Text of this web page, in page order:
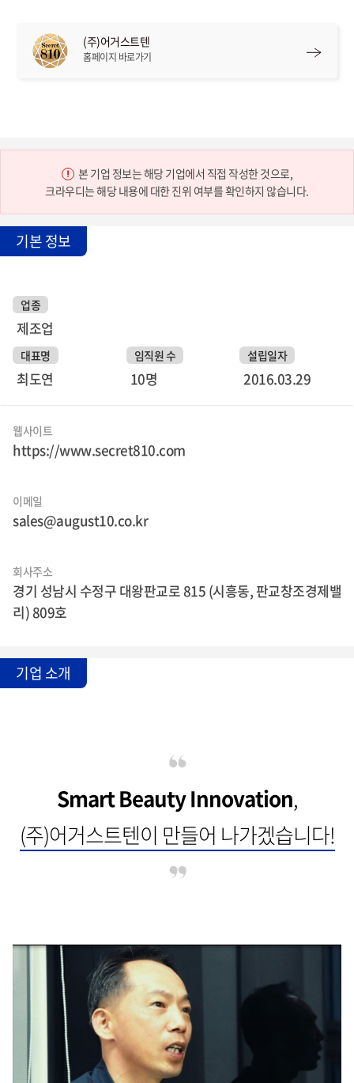
(주)어거스트텐
홈페이지 바로가기
본 기업 정보는 해당 기업에서 직접 작성한 것으로,
크라우디는 해당 내용에 대한 진위 여부를 확인하지 않습니다.
기본 정보
업종
제조업
대표명
최도연
임직원 수
10명
설립일자
2016.03.29
웹사이트
https://www.secret810.com
이메일
sales@august10.co.kr
회사주소
경기 성남시 수정구 대왕판교로 815 (시흥동, 판교창조경제밸
리) 809호
기업 소개
Smart Beauty Innovation,
(주)어거스트텐이 만들어 나가겠습니다!